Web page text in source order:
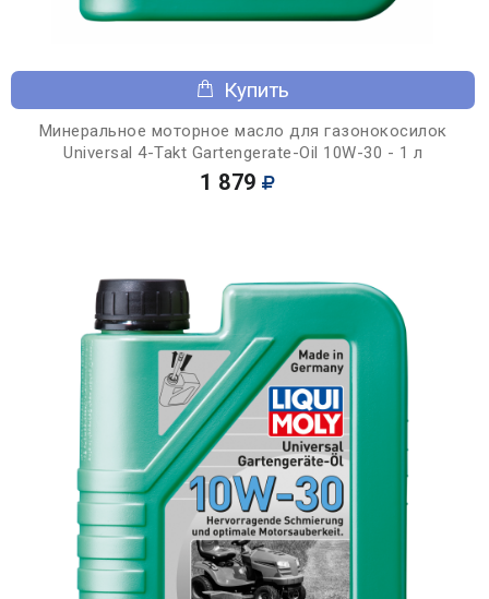
Купить
Минеральное моторное масло для газонокосилок
Universal 4-Takt Gartengerate-Oil 10W-30 - 1 л
1 879